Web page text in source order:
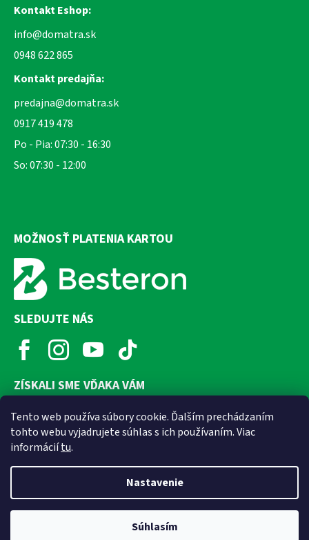
Tento web používa súbory cookie. Ďalším prechádzaním
tohto webu vyjadrujete súhlas s ich používaním. Viac
informáciítu.
Nastavenie
Súhlasím
Kontakt Eshop:
info@domatra.sk
0948 622 865
Kontakt predajňa:
predajna@domatra.sk
0917 419 478
Po - Pia: 07:30 - 16:30
So: 07:30 - 12:00
MOŽNOSŤ PLATENIA KARTOU
SLEDUJTE NÁS
ZÍSKALI SME VĎAKA VÁM
Vytvoril Shoptet